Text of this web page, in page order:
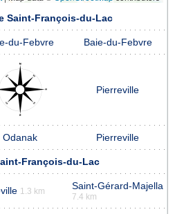
Saint-François-du-Lac
du-Febvre Baie-du-Febvre
Pierreville
Odanak Pierreville
François-du-Lac
1.3 km Saint-Gérard-Majella
7.4 km